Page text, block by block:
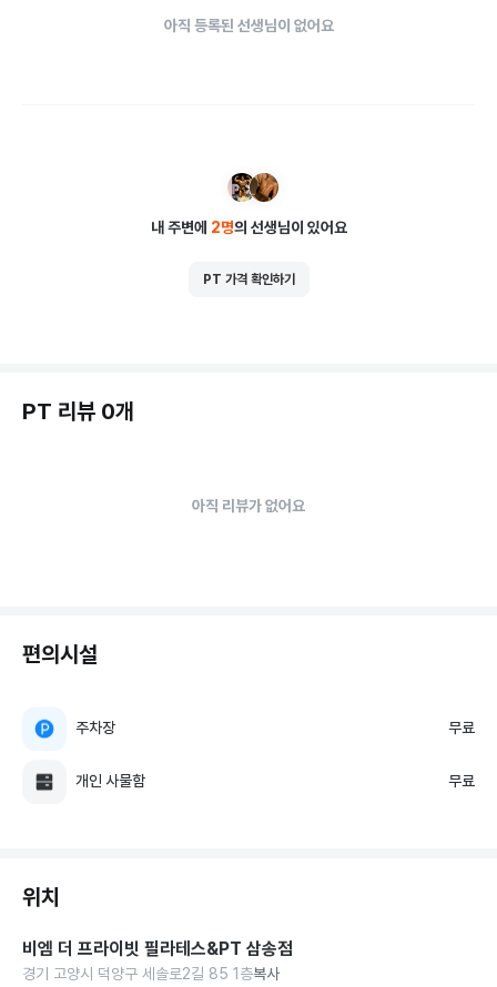
아직 등록된 선생님이 없어요
내 주변에 2명의 선생님이 있어요
PT 가격 확인하기
PT 리뷰 0개
아직 리뷰가 없어요
편의시설
주차장 무료
개인 사물함 무료
위치
비엠 더 프라이빗 필라테스&PT 삼송점
경기 고양시 덕양구 세솔로2길 85 1층복사